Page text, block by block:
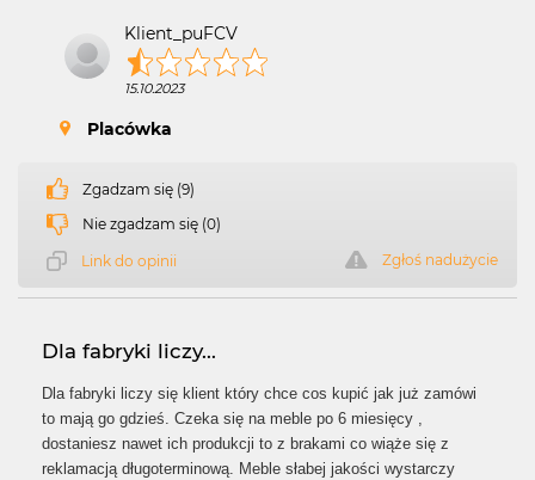
Klient_puFCV
15.10.2023
Placówka
Zgadzam się (9)
Nie zgadzam się (0)
Link do opinii Zgłoś nadużycie
Dla fabryki liczy...
Dla fabryki liczy się klient który chce cos kupić jak już zamówi
to mają go gdzieś. Czeka się na meble po 6 miesięcy ,
dostaniesz nawet ich produkcji to z brakami co wiąże się z
reklamacją długoterminową. Meble słabej jakości wystarczy